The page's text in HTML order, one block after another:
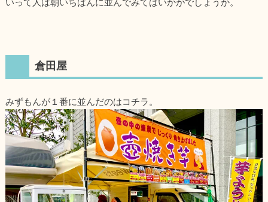
倉田屋
みずもんが１番に並んだのはコチラ。